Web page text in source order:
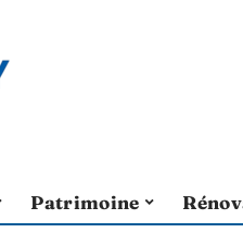
Patrimoine